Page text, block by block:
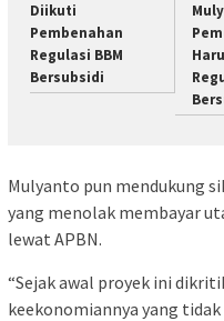
Diikuti
Pembenahan
Regulasi BBM
Bersubsidi
Mulyanto pun mendukung
yang menolak membayar
lewat APBN.
“Sejak awal proyek ini
keekonomiannya yang